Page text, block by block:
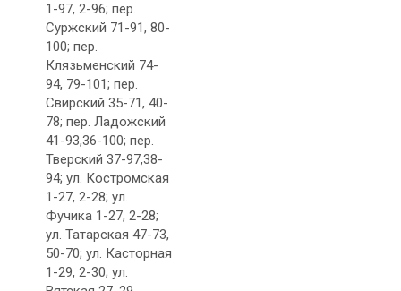
1-97, 2-96; пер.
Суржский 71-91, 80-
100; пер.
Клязьменский 74-
94, 79-101; пер.
Свирский 35-71, 40-
78; пер. Ладожский
41-93,36-100; пер.
Тверский 37-97,38-
94; ул. Костромская
1-27, 2-28; ул.
Фучика 1-27, 2-28;
ул. Татарская 47-73,
50-70; ул. Касторная
1-29, 2-30; ул.